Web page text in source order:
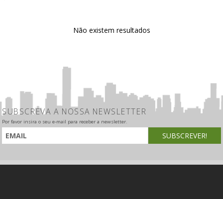
Não existem resultados
SUBSCREVA A NOSSA NEWSLETTER
Por favor insira o seu e-mail para receber a newsletter.